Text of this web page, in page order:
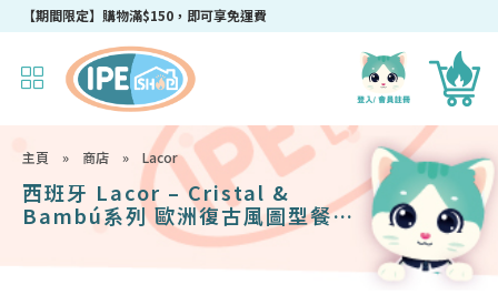
【期間限定】購物滿$150，即可享免運費
主頁 » 商店 » Lacor
西班牙 Lacor – Cristal &
Bambú系列 歐洲復古風圖型餐盤